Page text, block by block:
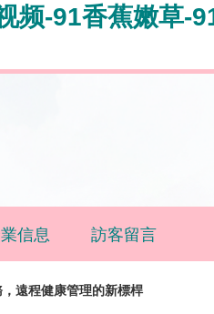
频-91香蕉嫩草-
信息 訪客留言
遠程健康管理的新標桿